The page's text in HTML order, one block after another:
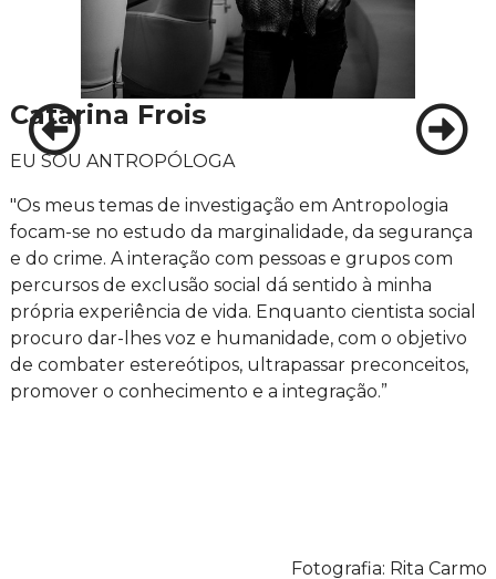
Catarina Frois
EU SOU ANTROPÓLOGA
"Os meus temas de investigação em Antropologia
focam-se no estudo da marginalidade, da segurança
e do crime. A interação com pessoas e grupos com
percursos de exclusão social dá sentido à minha
própria experiência de vida. Enquanto cientista social
procuro dar-lhes voz e humanidade, com o objetivo
de combater estereótipos, ultrapassar preconceitos,
promover o conhecimento e a integração.”
Fotografia: Rita Carmo